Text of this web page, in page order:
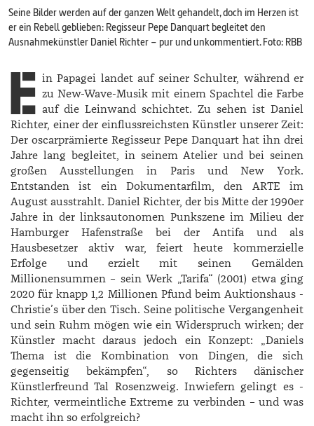
Seine Bilder werden auf der ganzen Welt gehandelt, doch im Herzen ist
er ein Rebell geblieben: Regisseur Pepe ­Danquart begleitet den
Ausnahmekünstler ­Daniel ­Richter – pur und unkommentiert. Foto: RBB
E in Papagei landet auf seiner Schulter, während er
zu New-Wave-Musik mit einem Spachtel die Farbe
auf die Leinwand schichtet. Zu sehen ist Daniel
Richter, einer der einflussreichsten Künstler unserer Zeit:
Der oscarprämierte Regisseur Pepe Danquart hat ihn drei
Jahre lang begleitet, in seinem Atelier und bei seinen
großen Ausstellungen in Paris und New York.
Entstanden ist ein Dokumentarfilm, den ARTE im
August ausstrahlt. ­Daniel ­Richter, der bis Mitte der 1990er
Jahre in der linksautonomen Punkszene im Milieu der
Hamburger Hafenstraße bei der Antifa und als
Hausbesetzer aktiv war, feiert heute kommerzielle
Erfolge und erzielt mit seinen Gemälden
Millionensummen – sein Werk „Tarifa“ (2001) etwa ging
2020 für knapp 1,2 Millionen Pfund beim Auktionshaus ­
Christie’s über den Tisch. Seine politische Vergangenheit
und sein Ruhm mögen wie ein Widerspruch wirken; der
Künstler macht daraus jedoch ein Konzept: „­Daniels
Thema ist die Kombination von Dingen, die sich
gegenseitig bekämpfen“, so Richters dänischer
Künstlerfreund Tal ­Rosenzweig. Inwiefern gelingt es ­
Richter, vermeintliche Extreme zu verbinden – und was
macht ihn so erfolgreich?